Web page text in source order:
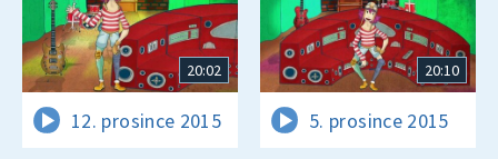
20:02
12. prosince 2015
20:10
5. prosince 2015